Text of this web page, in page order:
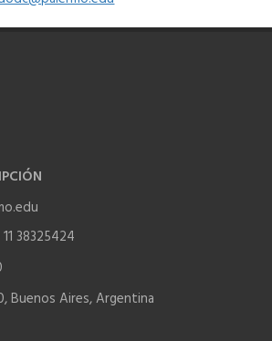
38325424
Buenos Aires, Argentina